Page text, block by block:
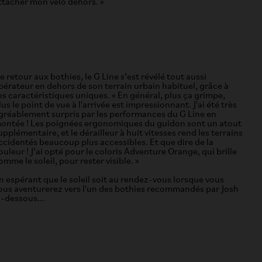
mon vélo dehors. »
retour aux bothies, le G Line s’est révélé tout aussi
en dehors de son terrain urbain habituel, grâce à
caractéristiques uniques. « En général, plus ça grimpe,
le point de vue à l'arrivée est impressionnant. J'ai été très
surpris par les performances du G Line en
! Les poignées ergonomiques du guidon sont un atout
et le dérailleur à huit vitesses rend les terrains
beaucoup plus accessibles. Et que dire de la
! J’ai opté pour le coloris Adventure Orange, qui brille
le soleil, pour rester visible. »
espérant que le soleil soit au rendez-vous lorsque vous
aventurerez vers l'un des bothies recommandés par Josh
dessous...